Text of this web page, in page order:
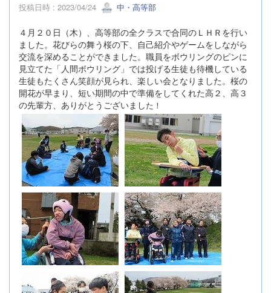
投稿日時 : 2023/04/24 中・高等部
４月２０日（木）、高等部の全クラスで合同のＬＨＲを行い
ました。花びらの舞う桜の下、自己紹介やゲームをしながら
交流を深めることができました。職員をボウリングのピンに
見立てた「人間ボウリング」では投げる生徒も待機している
生徒もたくさん笑顔が見られ、楽しい会となりました。桜の
開花が早まり、短い期間の中で準備をしてくれた高２、高３
の先輩方、ありがとうございました ！